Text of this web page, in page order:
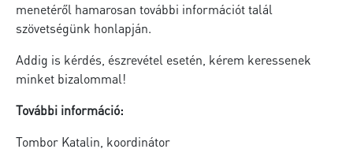
menetéről hamarosan további információt talál
szövetségünk honlapján.
Addig is kérdés, észrevétel esetén, kérem keressenek
minket bizalommal!
További információ:
Tombor Katalin, koordinátor